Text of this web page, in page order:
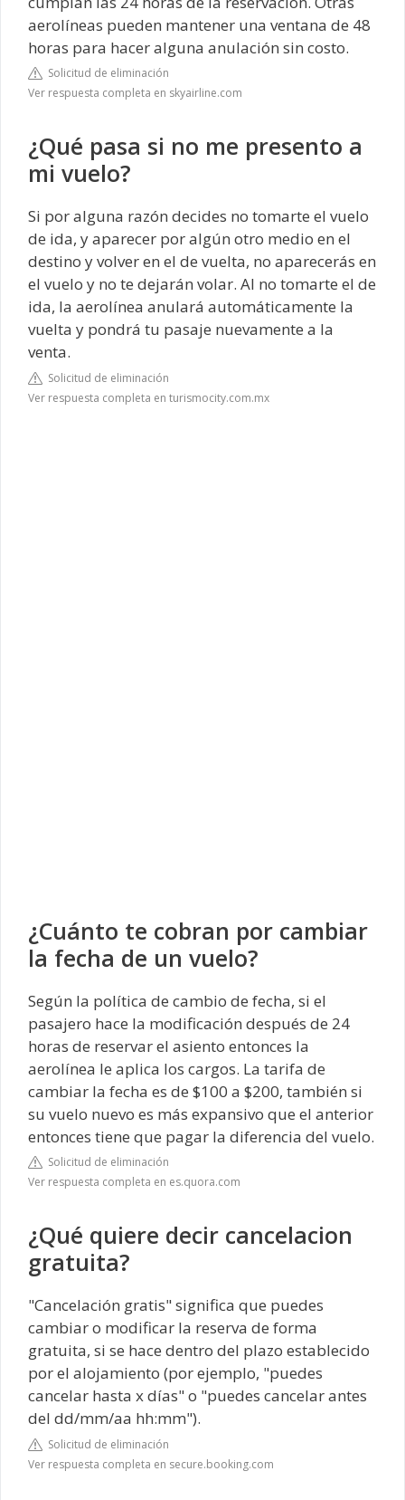
aerolíneas pueden mantener una ventana de 48
horas para hacer alguna anulación sin costo.
Solicitud de eliminación
Ver respuesta completa en skyairline.com
¿Qué pasa si no me presento a
mi vuelo?
Si por alguna razón decides no tomarte el vuelo
de ida, y aparecer por algún otro medio en el
destino y volver en el de vuelta, no aparecerás en
el vuelo y no te dejarán volar. Al no tomarte el de
ida, la aerolínea anulará automáticamente la
vuelta y pondrá tu pasaje nuevamente a la
venta.
Solicitud de eliminación
Ver respuesta completa en turismocity.com.mx
¿Cuánto te cobran por cambiar
la fecha de un vuelo?
Según la política de cambio de fecha, si el
pasajero hace la modificación después de 24
horas de reservar el asiento entonces la
aerolínea le aplica los cargos. La tarifa de
cambiar la fecha es de $100 a $200, también si
su vuelo nuevo es más expansivo que el anterior
entonces tiene que pagar la diferencia del vuelo.
Solicitud de eliminación
Ver respuesta completa en es.quora.com
¿Qué quiere decir cancelacion
gratuita?
"Cancelación gratis" significa que puedes
cambiar o modificar la reserva de forma
gratuita, si se hace dentro del plazo establecido
por el alojamiento (por ejemplo, "puedes
cancelar hasta x días" o "puedes cancelar antes
del dd/mm/aa hh:mm").
Solicitud de eliminación
Ver respuesta completa en secure.booking.com